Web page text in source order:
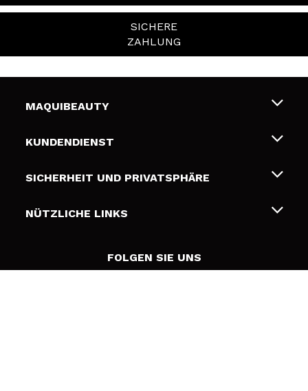
SICHERE
ZAHLUNG
MAQUIBEAUTY
Über uns
Geschenkkarten
KUNDENDIENST
Liefer- und Versandkosten
Zahlung
SICHERHEIT UND PRIVATSPHÄRE
Bedingungen und Datenschutz
Online Streitschlichtung (ODR)
NÜTZLICHE LINKS
FOLGEN SIE UNS